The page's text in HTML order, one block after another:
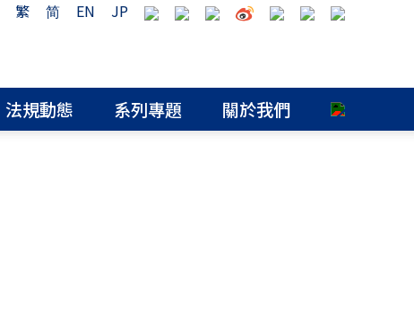
繁 简 EN
JP
法規動態 系列專題 關於我們